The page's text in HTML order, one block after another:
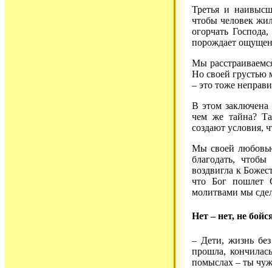
Третья и
чтобы человек
огорчать
порождает
Мы
Но своей грустью
– это тоже
В этом
чем же тайна?
создают условия,
Мы своей
благодать,
воздвигла к
что Бог пошлет
молитвами мы
Нет – нет, не
– Дети, жизнь
прошла,
помыслах – ты